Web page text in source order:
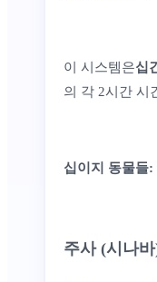
이 시스템은십
의 각 2시간 시
십이지 동물들:
주사 (시나